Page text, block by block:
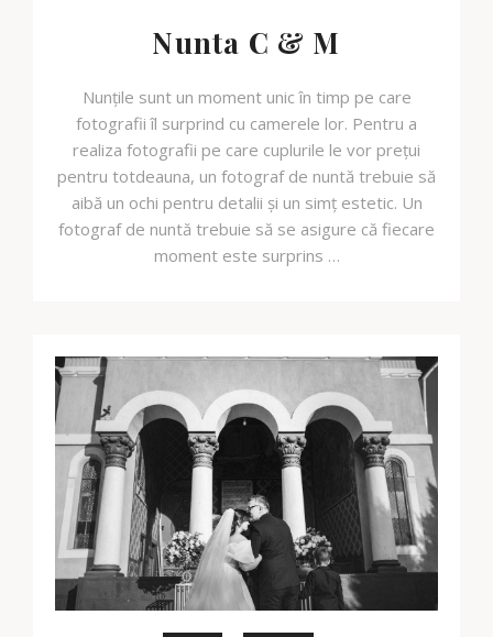
Nunta C & M
Nunțile sunt un moment unic în timp pe care
fotografii îl surprind cu camerele lor. Pentru a
realiza fotografii pe care cuplurile le vor prețui
pentru totdeauna, un fotograf de nuntă trebuie să
aibă un ochi pentru detalii și un simț estetic. Un
fotograf de nuntă trebuie să se asigure că fiecare
moment este surprins …